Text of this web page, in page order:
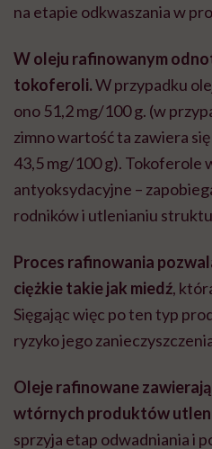
na etapie odkwaszania w
W oleju rafinowanym
tokoferoli.W przypadku
ono 51,2 mg/100 g. (w
zimno wartość ta zawiera
43,5 mg/100 g). Tokoferole
antyoksydacyjne –
rodników i utlenianiu
Proces rafinowania
ciężkie takie jak miedź,
Sięgając więc po ten typ
ryzyko jego
Oleje rafinowane
wtórnych produktów
sprzyja etap odwadniania i